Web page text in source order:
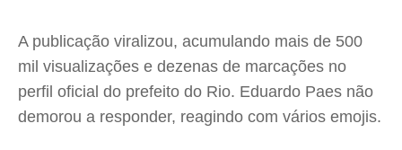
A publicação viralizou, acumulando mais de 500
mil visualizações e dezenas de marcações no
perfil oficial do prefeito do Rio. Eduardo Paes não
demorou a responder, reagindo com vários emojis.